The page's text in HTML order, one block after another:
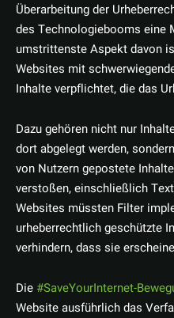
Überarbeitung der
des Technologiebooms eine
umstrittenste Aspekt davon
Websites mit
Inhalte verpflichtet, die das
Dazu gehören nicht nur
dort abgelegt werden,
von Nutzern gepostete
verstoßen, einschließlich
Websites müssten Filter
urheberrechtlich geschützte
verhindern, dass sie
Die #SaveYourInternet-
Website ausführlich das